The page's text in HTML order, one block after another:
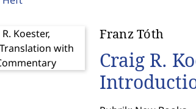
Franz Tóth
Craig R.